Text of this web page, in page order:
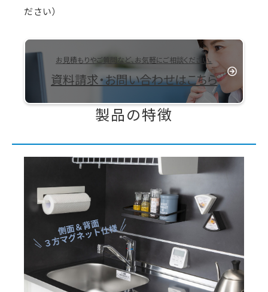
ださい）
お見積もりやご質問など、お気軽にご相談ください。
資料請求・お問い合わせはこちら
製品の特徴